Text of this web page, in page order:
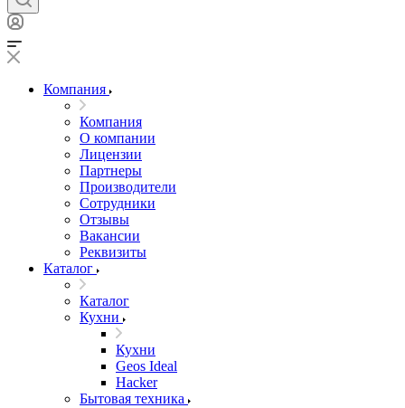
Компания
Компания
О компании
Лицензии
Партнеры
Производители
Сотрудники
Отзывы
Вакансии
Реквизиты
Каталог
Каталог
Кухни
Кухни
Geos Ideal
Hacker
Бытовая техника